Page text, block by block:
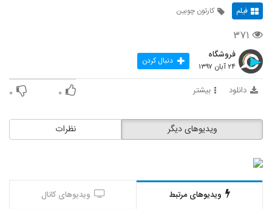
فیلم کارتون چوبین
۳۷۱
فروشگاه
۲۴ آبان ۱۳۹۷ دنبال کردن
دانلود بیشتر ۰ ۰
نظرات ویدیوهای دیگر
ویدیوهای مرتبط ویدیوهای کانال